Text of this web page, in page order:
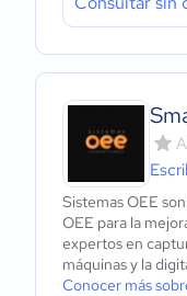
Sistemas OEE
OEE para la
expertos en
máquinas y la
Conocer más